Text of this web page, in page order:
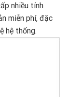
nhiều tính
miễn phí, đặc
hệ thống.